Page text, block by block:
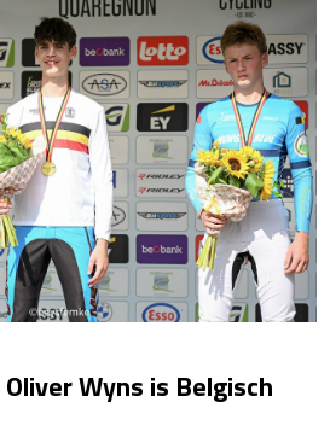
Wyns is Belgisch